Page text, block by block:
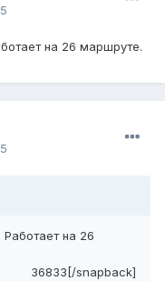
на 26 маршруте.
на 26
36833[/snapback]